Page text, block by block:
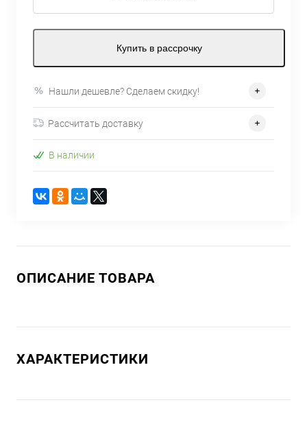
Купить в рассрочку
Нашли дешевле? Сделаем скидку!
Рассчитать доставку
В наличии
ОПИСАНИЕ ТОВАРА
ХАРАКТЕРИСТИКИ